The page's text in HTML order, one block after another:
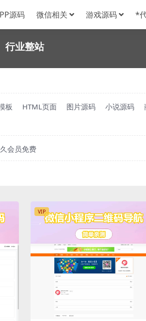
源码 微信相关 游戏源码 *
行业整站
板 HTML页面 图片源码 小说源码
会员免费
VIP